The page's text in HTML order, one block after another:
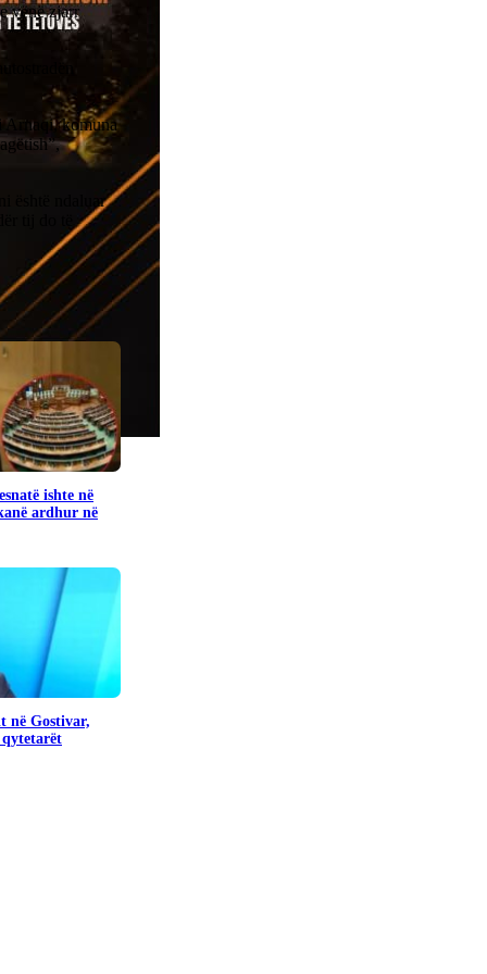
vënë zjarr
Arnaqi, komuna
është ndaluar
ishte në
ardhur në
në Gostivar,